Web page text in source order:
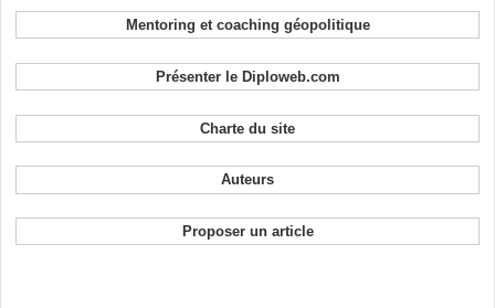
Mentoring et coaching géopolitique
Présenter le Diploweb.com
Charte du site
Auteurs
Proposer un article